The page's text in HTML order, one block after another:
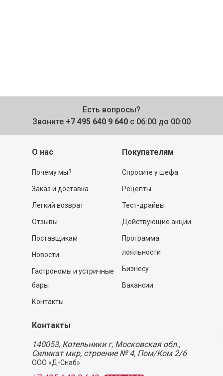
Есть вопросы?
Звоните +7 495 640 9 640 с 06:00 до 00:00
О нас
Почему мы?
Заказ и доставка
Легкий возврат
Отзывы
Поставщикам
Новости
Гастрономы и устричные
бары
Контакты
Покупателям
Спросите у шефа
Рецепты
Тест-драйвы
Действующие акции
Программа
лояльности
Бизнесу
Вакансии
Контакты
140053, Котельники г, Московская обл.,
Силикат мкр, строение № 4, Пом/Ком 2/6
ООО «Д-Снаб»